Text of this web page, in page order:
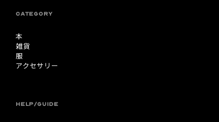
CATEGORY
本
雑貨
服
アクセサリー
HELP/GUIDE